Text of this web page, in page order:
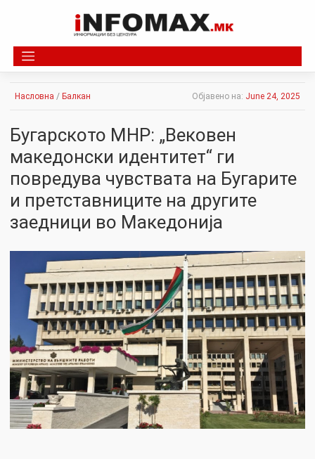
Насловна / Балкан Објавено на: June 24, 2025
Бугарското МНР: „Вековен
македонски идентитет“ ги
повредува чувствата на Бугарите
и претставниците на другите
заедници во Македонија